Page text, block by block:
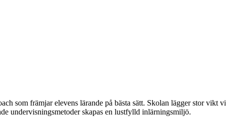
som främjar elevens lärande på bästa sätt. Skolan lägger stor
undervisningsmetoder skapas en lustfylld inlärningsmiljö.